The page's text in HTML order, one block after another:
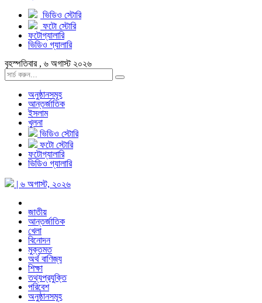
ভিডিও স্টোরি
ফটো স্টোরি
ফটোগ্যালারি
ভিডিও গ্যালারি
বৃহস্পতিবার , ৬ অগাস্ট ২০২৬
অনুষ্ঠানসমূহ
আন্তর্জাতিক
ইসলাম
খুলনা
ভিডিও স্টোরি
ফটো স্টোরি
ফটোগ্যালারি
ভিডিও গ্যালারি
| ৬ অগাস্ট, ২০২৬
জাতীয়
আন্তর্জাতিক
খেলা
বিনোদন
মুক্তমত
অর্থ বাণিজ্য
শিক্ষা
তথ্যপ্রযুক্তি
পরিবেশ
অনুষ্ঠানসমূহ